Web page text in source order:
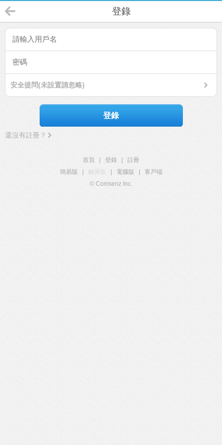
登錄
安全提問(未設置請忽略)
登錄
還沒有註冊？
首頁 登錄
註冊
簡易版
觸屏版 電腦版
客戶端
© Comsenz Inc.